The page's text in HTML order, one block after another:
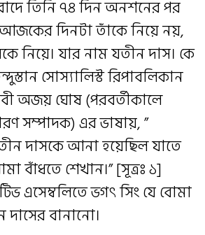
তিনি ৭৪ দিন অনশনের পর
আজকের দিনটা তাঁকে নিয়ে নয়,
নিয়ে। যার নাম যতীন দাস। কে
সোস্যালিস্ট রিপাবলিকান
অজয় ঘোষ (পরবর্তীকালে
সম্পাদক) এর ভাষায়, ”
দাসকে আনা হয়েছিল যাতে
বাঁধতে শেখান।” [সূত্রঃ ১]
এসেম্বলিতে ভগৎ সিং যে বোমা
বানানো।